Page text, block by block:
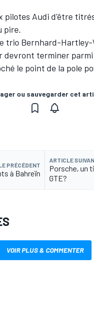
pilotes Audi d'être
pire.
trio Bernhard-Hartley-
terminer
le point de la pole
ou sauvegarder cet
PRÉCÉDENT
à Bahreïn
ARTICLE
Porsche, un
GTE?
VOIR PLUS & COMMENTER